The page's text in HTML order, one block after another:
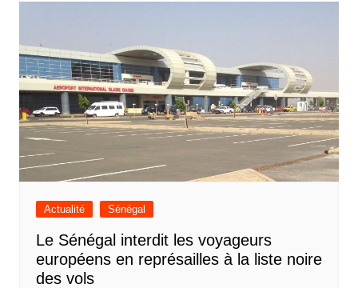
Actualité Sénégal
Le Sénégal interdit les voyageurs
européens en représailles à la liste noire
des vols